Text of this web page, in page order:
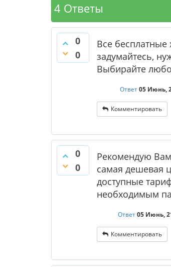
4 Ответы
0
0
Все бесплатные
задумайтесь,
Выбирайте
Ответ05 Июнь,
Комментировать
0
0
Рекомендую Вам
самая дешевая
доступные
необходимым
Ответ05 Июнь,
Комментировать